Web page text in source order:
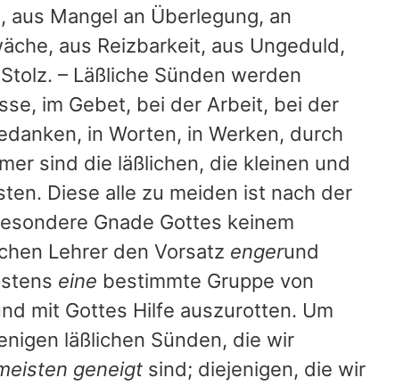
Mangel an Überlegung, an
aus Reizbarkeit, aus Ungeduld,
– Läßliche Sünden werden
im Gebet, bei der Arbeit, bei der
in Worten, in Werken, durch
sind die läßlichen, die kleinen und
Diese alle zu meiden ist nach der
Gnade Gottes keinem
Lehrer den Vorsatz engerund
eine bestimmte Gruppe von
mit Gottes Hilfe auszurotten. Um
läßlichen Sünden, die wir
geneigt sind; diejenigen, die wir